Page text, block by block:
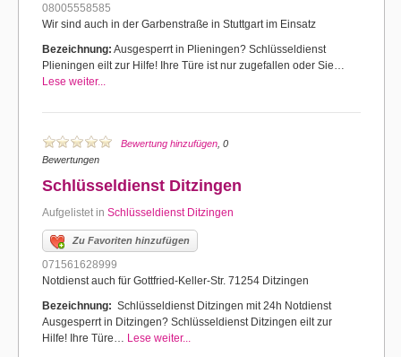
08005558585
Wir sind auch in der Garbenstraße in Stuttgart im Einsatz
Bezeichnung: Ausgesperrt in Plieningen? Schlüsseldienst
Plieningen eilt zur Hilfe! Ihre Türe ist nur zugefallen oder Sie…
Lese weiter...
Bewertung hinzufügen , 0
Bewertungen
Schlüsseldienst Ditzingen
Aufgelistet in Schlüsseldienst Ditzingen
Zu Favoriten hinzufügen
071561628999
Notdienst auch für Gottfried-Keller-Str. 71254 Ditzingen
Bezeichnung: Schlüsseldienst Ditzingen mit 24h Notdienst
Ausgesperrt in Ditzingen? Schlüsseldienst Ditzingen eilt zur
Hilfe! Ihre Türe… Lese weiter...